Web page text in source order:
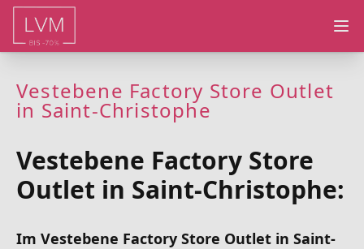
Vestebene Factory Store Outlet
in Saint-Christophe
Vestebene Factory Store
Outlet in Saint-Christophe:
Im Vestebene Factory Store Outlet in Saint-